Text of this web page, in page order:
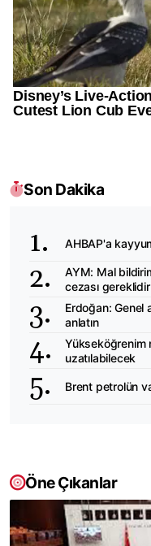
Son Dakika
AHBAP'a
AYM: Mal
cezası gereklidir
Erdoğan:
anlatın
Yükseköğrenim
uzatılabilecek
Brent petrolün
Öne Çıkanlar